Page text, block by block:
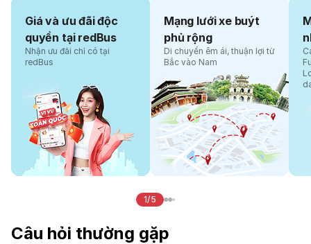
Giá và ưu đãi độc
quyền tại redBus
Nhận ưu đãi chỉ có tại
redBus
Mạng lưới xe buýt
phủ rộng
Di chuyển êm ái, thuận lợi từ
Bắc vào Nam
1/5
Câu hỏi thường gặp